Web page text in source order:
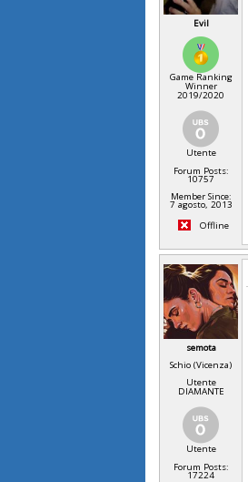
Evil
Game Ranking
Winner
2019/2020
Utente
Forum Posts:
10757
Member Since:
7 agosto, 2013
Offline
semota
Schio (Vicenza)
Utente
DIAMANTE
Utente
Forum Posts:
17224